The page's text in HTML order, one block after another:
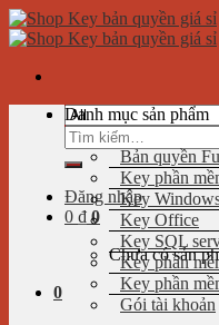
Skip
to
Tìm
kiếm:
Đăng nhập
0 ₫ 0
Chưa có sản
0
Danh mục sản phẩm
Bản quyền
Key phần
Key
Key Office
Key SQL
Key phần
Key phần
Gói tài khoản